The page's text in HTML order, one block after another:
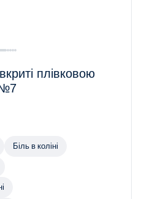
плівковою
Біль в коліні